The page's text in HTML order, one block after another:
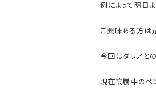
例によって明日
ご興味ある方は
今回はダリアと
現在高騰中のペ